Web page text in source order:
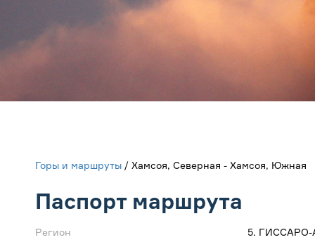
Горы и маршруты / Хамсоя, Северная - Хамсоя, Южная
Паспорт маршрута
Регион
5.